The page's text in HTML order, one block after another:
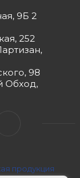
9Б 2
252
98
Обход,
продукция